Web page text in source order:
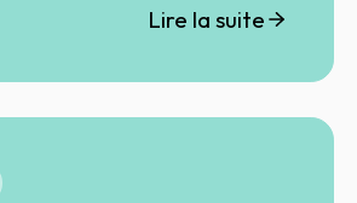
Lire la suite